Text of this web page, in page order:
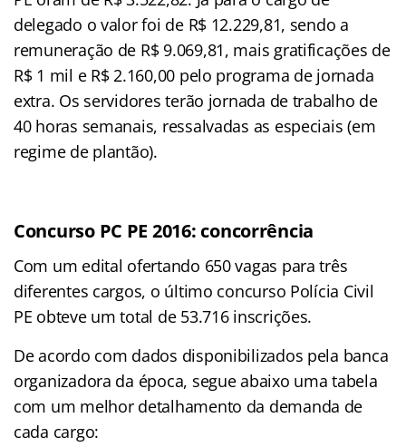
delegado o valor foi de R$ 12.229,81, sendo a
remuneração de R$ 9.069,81, mais gratificações de
R$ 1 mil e R$ 2.160,00 pelo programa de jornada
extra. Os servidores terão jornada de trabalho de
40 horas semanais, ressalvadas as especiais (em
regime de plantão).
Concurso PC PE 2016: concorrência
Com um edital ofertando 650 vagas para três
diferentes cargos, o último concurso Polícia Civil
PE obteve um total de 53.716 inscrições.
De acordo com dados disponibilizados pela banca
organizadora da época, segue abaixo uma tabela
com um melhor detalhamento da demanda de
cada cargo: